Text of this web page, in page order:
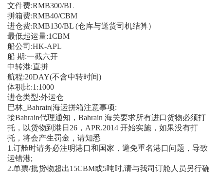
文件费:RMB300/BL
拼箱费:RMB40/CBM
进仓费:RMB130/BL (仓库与送货司机结算）
最低起运量:1CBM
船公司:HK-APL
船 期:一截六开
中转港:直拼
航程:20DAY(不含中转时间)
体积比:1:1000
进仓类型:外运仓
巴林_Bahrain|海运拼箱注意事项:
接Bahrain代理通知，Bahrain 海关要求所有进口货物必须打
托，以货物到港日26，APR.2014 开始实施，如果没有打
托，将会产生罚金，请知悉
1.订舱时请务必注明港口和国家，避免重名港口问题，导致
运错港;
2.单票/批货物超出15CBM或5吨时,请与我司订舱人员另行确